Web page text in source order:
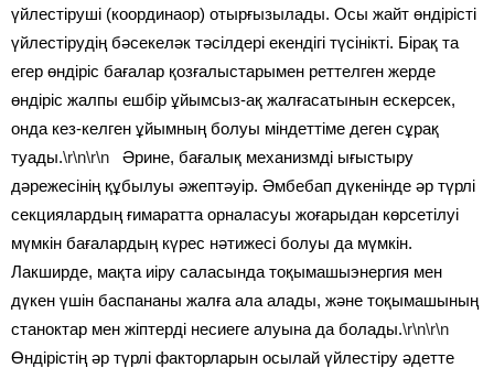
үйлестіруші (координаор) отырғызылады. Осы жайт өндірісті
үйлестірудің бәсекеләк тәсілдері екендігі түсінікті. Бірақ та
егер өндіріс бағалар қозғалыстарымен реттелген жерде
өндіріс жалпы ешбір ұйымсыз-ақ жалғасатынын ескерсек,
онда кез-келген ұйымның болуы міндеттіме деген сұрақ
туады.\r\n\r\n Әрине, бағалық механизмді ығыстыру
дәрежесінің құбылуы әжептәуір. Әмбебап дүкенінде әр түрлі
секциялардың ғимаратта орналасуы жоғарыдан көрсетілуі
мүмкін бағалардың күрес нәтижесі болуы да мүмкін.
Лакширде, мақта иіру саласында тоқымашыэнергия мен
дүкен үшін баспананы жалға ала алады, және тоқымашының
станоктар мен жіптерді несиеге алуына да болады.\r\n\r\n
Өндірістің әр түрлі факторларын осылай үйлестіру әдетте